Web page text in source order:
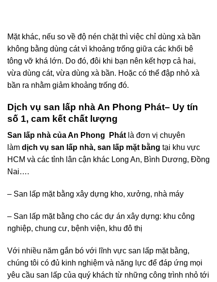
Mặt khác, nếu so về độ nén chặt thì việc chỉ dùng xà bần
không bằng dùng cát vì khoảng trống giữa các khối bê
tông vỡ khá lớn. Do đó, đôi khi bạn nên kết hợp cả hai,
vừa dùng cát, vừa dùng xà bần. Hoặc có thể đập nhỏ xà
bần ra nhằm giảm khoảng trống đó.
Dịch vụ san lấp nhà An Phong Phát– Uy tín
số 1, cam kết chất lượng
San lấp nhà của An Phong Phát là đơn vị chuyên
làm dịch vụ san lấp nhà, san lấp mặt bằng tại khu vực
HCM và các tỉnh lân cận khác Long An, Bình Dương, Đồng
Nai….
– San lấp mặt bằng xây dựng kho, xưởng, nhà máy
– San lấp mặt bằng cho các dự án xây dựng: khu công
nghiệp, chung cư, bệnh viện, khu đô thị
Với nhiều năm gắn bó với lĩnh vực san lấp mặt bằng,
chúng tôi có đủ kinh nghiệm và năng lực để đáp ứng mọi
yêu cầu san lấp của quý khách từ những công trình nhỏ tới